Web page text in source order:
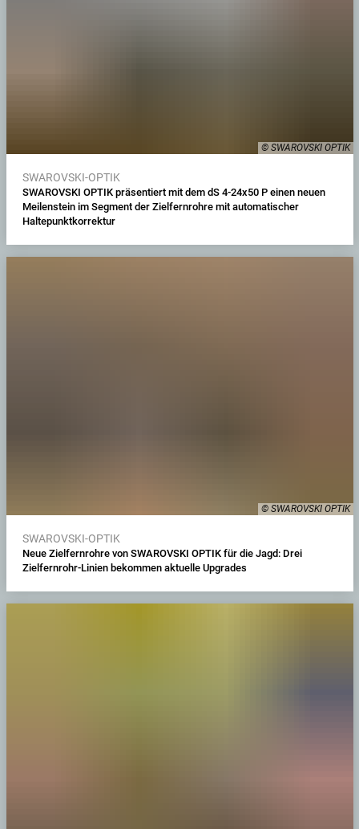
© SWAROVSKI OPTIK
SWAROVSKI-OPTIK
SWAROVSKI OPTIK präsentiert mit dem dS 4-24x50 P einen neuen
Meilenstein im Segment der Zielfernrohre mit automatischer
Haltepunktkorrektur
© SWAROVSKI OPTIK
SWAROVSKI-OPTIK
Neue Zielfernrohre von SWAROVSKI OPTIK für die Jagd: Drei
Zielfernrohr-Linien bekommen aktuelle Upgrades